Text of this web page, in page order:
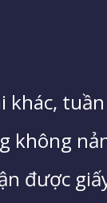
khác,
không
được